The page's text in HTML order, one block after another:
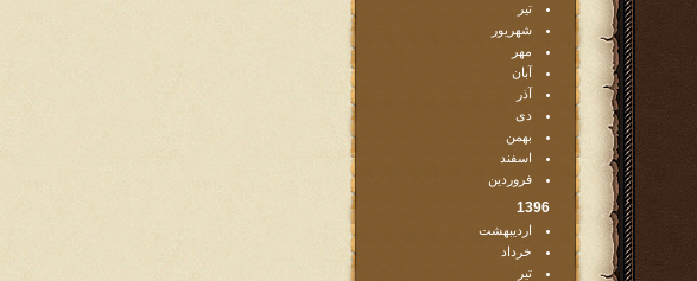
تیر
شهریور
مهر
آبان
آذر
دی
بهمن
اسفند
فروردین
1396
اردیبهشت
خرداد
تیر